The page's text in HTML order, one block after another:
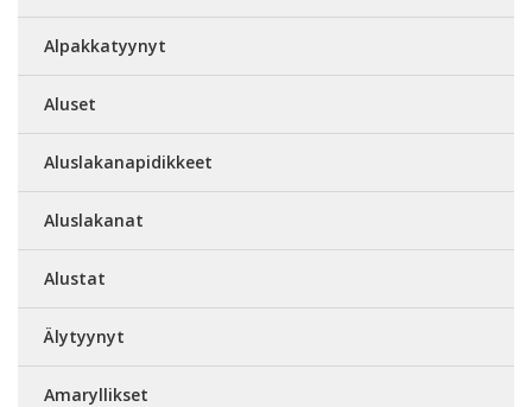
Alpakkatyynyt
Aluset
Aluslakanapidikkeet
Aluslakanat
Alustat
Älytyynyt
Amaryllikset